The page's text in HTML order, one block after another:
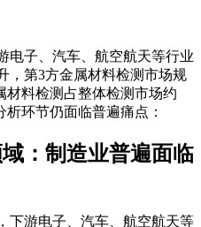
电子、汽车、航空航天等行业
，第3方金属材料检测市场规
材料检测占整体检测市场约
环节仍面临普遍痛点：
：制造业普遍面临
游电子、汽车、航空航天等